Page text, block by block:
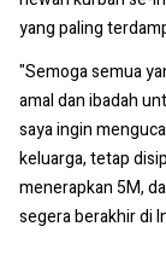
yang paling
"Semoga semua
amal dan ibadah
saya ingin
keluarga, tetap
menerapkan 5M,
segera berakhir di